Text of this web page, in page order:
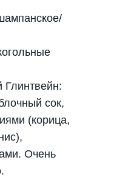
сок,
(корица,
Очень